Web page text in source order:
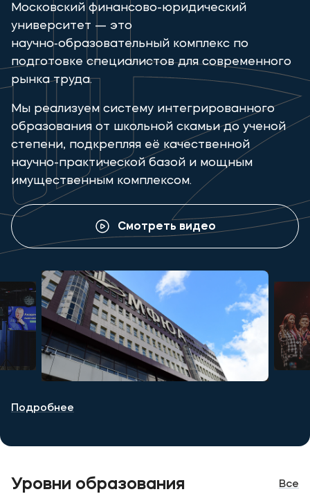
Московский финансово-юридический
университет — это
научно‑образовательный комплекс по
подготовке специалистов для современного
рынка труда.
Мы реализуем систему интегрированного
образования от школьной скамьи до ученой
степени, подкрепляя её качественной
научно-практической базой и мощным
имущественным комплексом.
Смотреть видео
Подробнее
Уровни образования Все